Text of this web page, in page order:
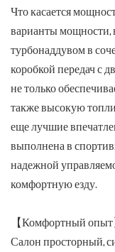
Что касается
варианты мощности,
турбонаддувом в
коробкой передач с
не только
также высокую
еще лучшие
выполнена в
надежной
комфортную езду.
【Комфортный опыт
Салон просторный,